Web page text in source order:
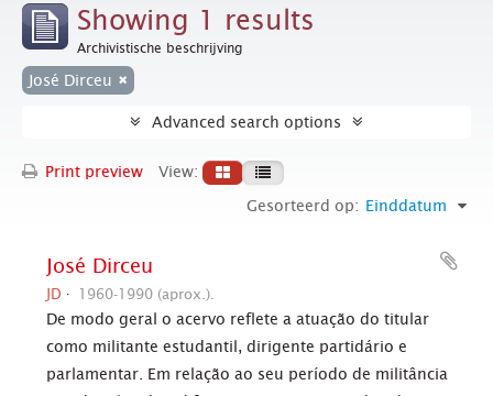
Showing 1 results
Archivistische beschrijving
José Dirceu
Advanced search options
Print preview
View:
Gesorteerd op: Einddatum
José Dirceu
JD 1960-1990 (aprox.).
De modo geral o acervo reflete a atuação do titular
como militante estudantil, dirigente partidário e
parlamentar. Em relação ao seu período de militância